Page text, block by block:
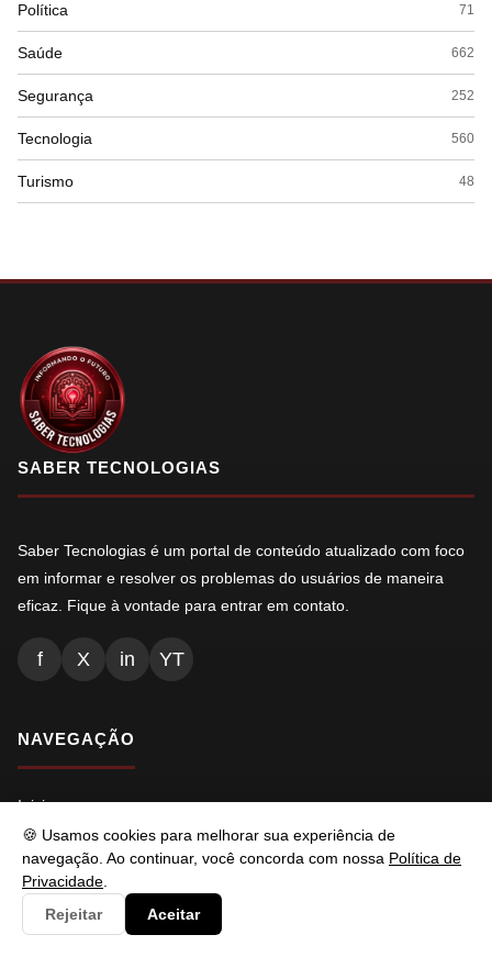
🍪 Usamos cookies para melhorar sua experiência de
navegação. Ao continuar, você concorda com nossa Política de
Privacidade
Rejeitar
Aceitar
Política 71
Saúde 662
Segurança 252
Tecnologia 560
Turismo 48
SABER TECNOLOGIAS
Saber Tecnologias é um portal de conteúdo atualizado com foco
em informar e resolver os problemas do usuários de maneira
eficaz. Fique à vontade para entrar em contato.
f X in YT
NAVEGAÇÃO
Inicio
Conteúdos
Busca
Ads.txt